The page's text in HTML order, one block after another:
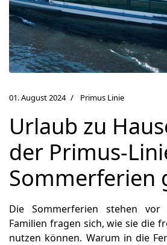
01. August 2024 Primus Linie
Urlaub zu
der Primus-
Sommerferien
Die Sommerferien stehen
Familien fragen sich, wie sie die
nutzen können. Warum in die